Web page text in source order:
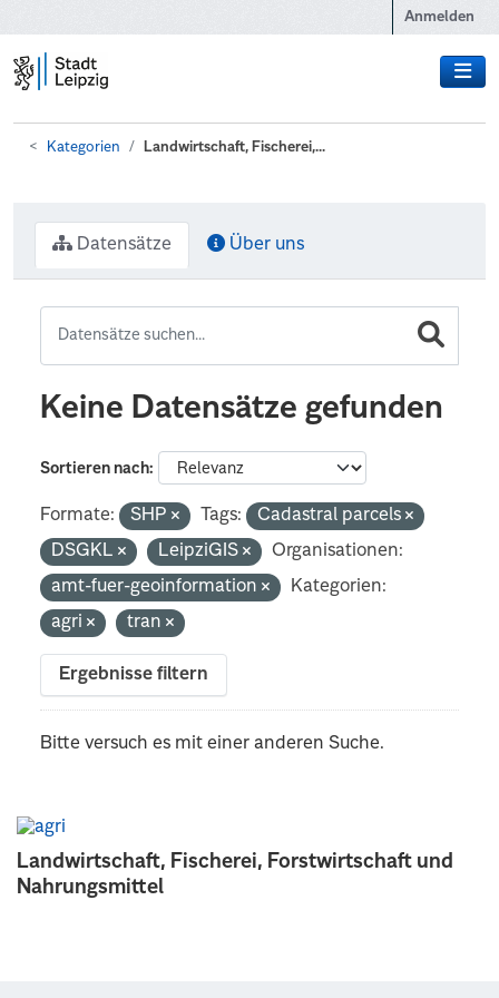
Anmelden
Kategorien Landwirtschaft, Fischerei,...
Landwirtschaft, Fischerei, Forstwirtschaft und
Nahrungsmittel
Datensätze Über uns
Keine Datensätze gefunden
Sortieren nach
Formate: SHP Tags:
Cadastral parcels
DSGKL
LeipziGIS
Organisationen:
amt-fuer-geoinformation
Kategorien:
agri
tran
Ergebnisse filtern
Bitte versuch es mit einer anderen Suche.